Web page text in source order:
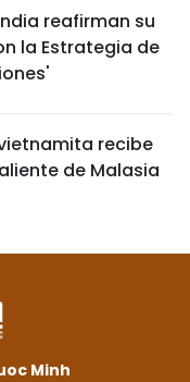
reafirman su
la Estrategia de
recibe
de Malasia
Minh